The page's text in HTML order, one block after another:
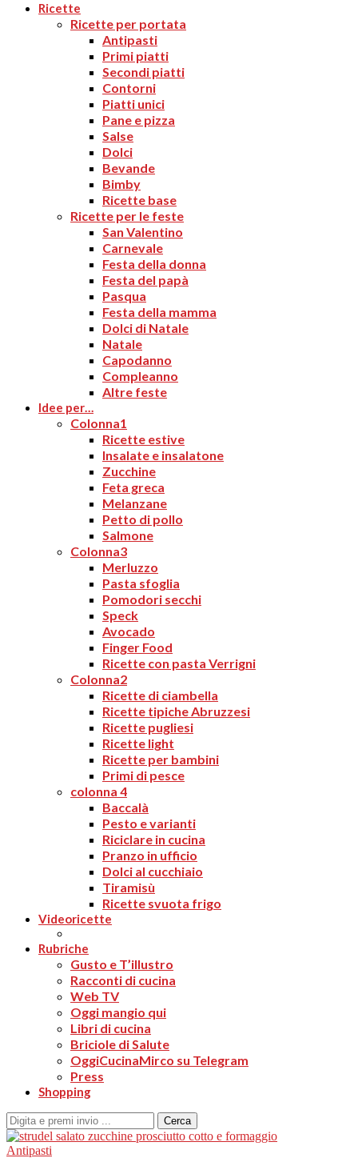
Ricette
Ricette per portata
Antipasti
Primi piatti
Secondi piatti
Contorni
Piatti unici
Pane e pizza
Salse
Dolci
Bevande
Bimby
Ricette base
Ricette per le feste
San Valentino
Carnevale
Festa della donna
Festa del papà
Pasqua
Festa della mamma
Dolci di Natale
Natale
Capodanno
Compleanno
Altre feste
Idee per…
Colonna1
Ricette estive
Insalate e insalatone
Zucchine
Feta greca
Melanzane
Petto di pollo
Salmone
Colonna3
Merluzzo
Pasta sfoglia
Pomodori secchi
Speck
Avocado
Finger Food
Ricette con pasta Verrigni
Colonna2
Ricette di ciambella
Ricette tipiche Abruzzesi
Ricette pugliesi
Ricette light
Ricette per bambini
Primi di pesce
colonna 4
Baccalà
Pesto e varianti
Riciclare in cucina
Pranzo in ufficio
Dolci al cucchiaio
Tiramisù
Ricette svuota frigo
Videoricette
Rubriche
Gusto e T’illustro
Racconti di cucina
Web TV
Oggi mangio qui
Libri di cucina
Briciole di Salute
OggiCucinaMirco su Telegram
Press
Shopping
Cerca
Antipasti